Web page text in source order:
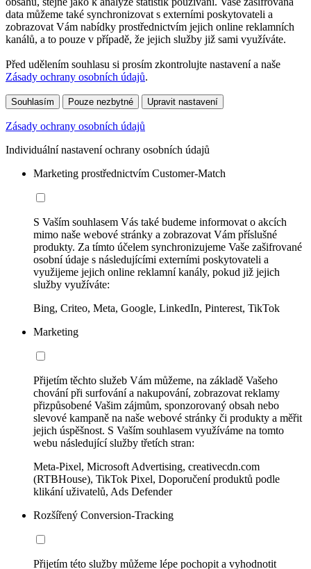
data můžeme také synchronizovat s externími poskytovateli a
zobrazovat Vám nabídky prostřednictvím jejich online reklamních
kanálů, a to pouze v případě, že jejich služby již sami využíváte.
Před udělením souhlasu si prosím zkontrolujte nastavení a naše
Zásady ochrany osobních údajů.
Souhlasím Pouze nezbytné Upravit nastavení
Zásady ochrany osobních údajů
Individuální nastavení ochrany osobních údajů
Marketing prostřednictvím Customer-Match
S Vaším souhlasem Vás také budeme informovat o akcích
mimo naše webové stránky a zobrazovat Vám příslušné
produkty. Za tímto účelem synchronizujeme Vaše zašifrované
osobní údaje s následujícími externími poskytovateli a
využijeme jejich online reklamní kanály, pokud již jejich
služby využíváte:
Bing, Criteo, Meta, Google, LinkedIn, Pinterest, TikTok
Marketing
Přijetím těchto služeb Vám můžeme, na základě Vašeho
chování při surfování a nakupování, zobrazovat reklamy
přizpůsobené Vašim zájmům, sponzorovaný obsah nebo
slevové kampaně na naše webové stránky či produkty a měřit
jejich úspěšnost. S Vaším souhlasem využíváme na tomto
webu následující služby třetích stran:
Meta-Pixel, Microsoft Advertising, creativecdn.com
(RTBHouse), TikTok Pixel, Doporučení produktů podle
klikání uživatelů, Ads Defender
Rozšířený Conversion-Tracking
Přijetím této služby můžeme lépe pochopit a vyhodnotit